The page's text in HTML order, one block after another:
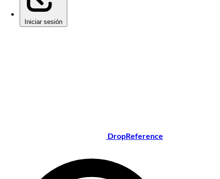
Iniciar sesión
DropReference